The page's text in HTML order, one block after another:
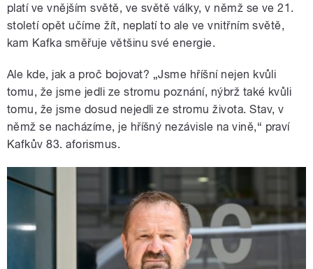
platí ve vnějším světě, ve světě války, v němž se ve 21.
století opět učíme žít, neplatí to ale ve vnitřním světě,
kam Kafka směřuje většinu své energie.
Ale kde, jak a proč bojovat? „Jsme hříšní nejen kvůli
tomu, že jsme jedli ze stromu poznání, nýbrž také kvůli
tomu, že jsme dosud nejedli ze stromu života. Stav, v
němž se nacházíme, je hříšný nezávisle na vině,“ praví
Kafkův 83. aforismus.